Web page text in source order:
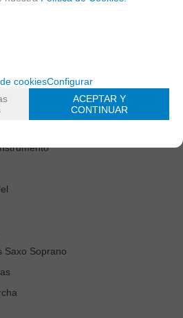
Boquilla
Saxo Soprano
cookiesConfigurar
ACEPTAR Y
CONTINUAR